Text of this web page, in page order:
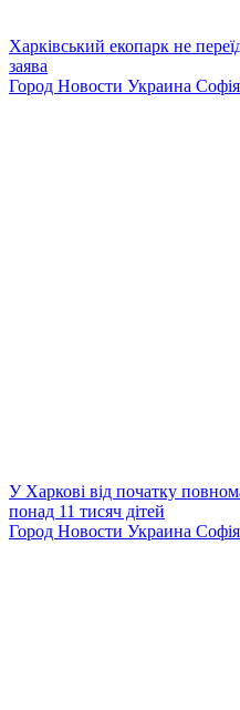
Харківський екопарк не
заява
Город Новости Украина
У Харкові від початку
понад 11 тисяч дітей
Город Новости Украина